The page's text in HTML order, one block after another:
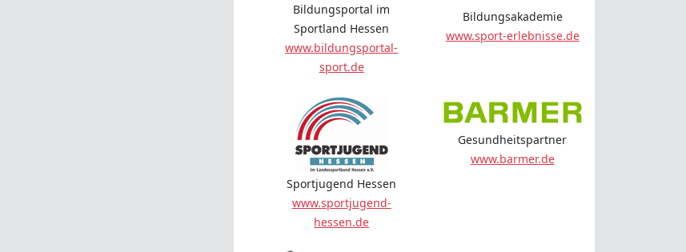
Bildungsportal im
Sportland Hessen
www.bildungsportal-
sport.de
Bildungsakademie
www.sport-erlebnisse.de
Sportjugend Hessen
www.sportjugend-
hessen.de
Gesundheitspartner
www.barmer.de